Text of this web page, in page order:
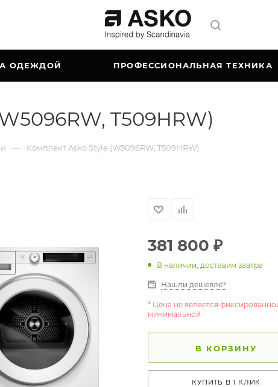
ОДЕЖДОЙ ПРОФЕССИОНАЛЬНАЯ ТЕХНИКА
T509HRW)
— Комплект Asko Style (W5096RW, T509HRW)
381 800 ₽
В наличии, доставим завтра
Нашли дешевле?
* Цена не является
минимальной
В КОРЗИНУ
КУПИТЬ В 1 КЛИК